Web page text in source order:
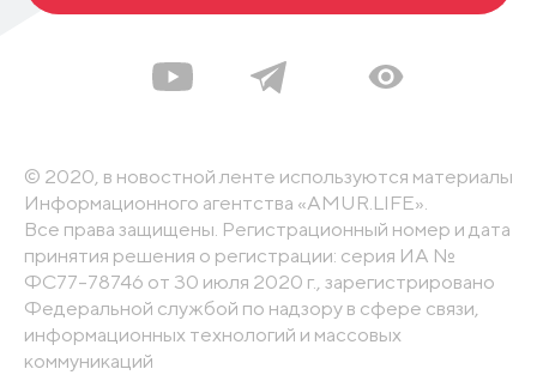
© 2020, в новостной ленте используются материалы
Информационного агентства «AMUR.LIFE».
Все права защищены. Регистрационный номер и дата
принятия решения о регистрации: серия ИА №
ФС77-78746 от 30 июля 2020 г., зарегистрировано
Федеральной службой по надзору в сфере связи,
информационных технологий и массовых
коммуникаций